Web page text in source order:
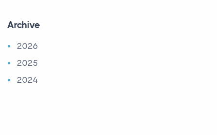
Archive
2026
2025
2024